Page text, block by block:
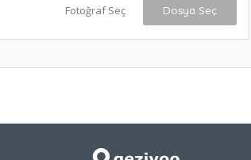
Fotoğraf Seç Dosya Seç